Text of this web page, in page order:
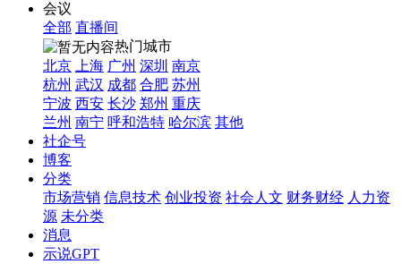
会议
全部 直播间
热门城市
北京
上海 广州 深圳 南京
杭州 武汉 成都 合肥 苏州
宁波 西安 长沙 郑州 重庆
兰州 南宁 呼和浩特 哈尔滨 其他
社企号
博客
分类
市场营销 信息技术 创业投资 社会人文 财务财经 人力资
源 未分类
消息
示说GPT